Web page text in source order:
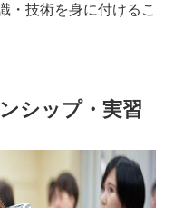
・技術を身に付けるこ
シップ・実習